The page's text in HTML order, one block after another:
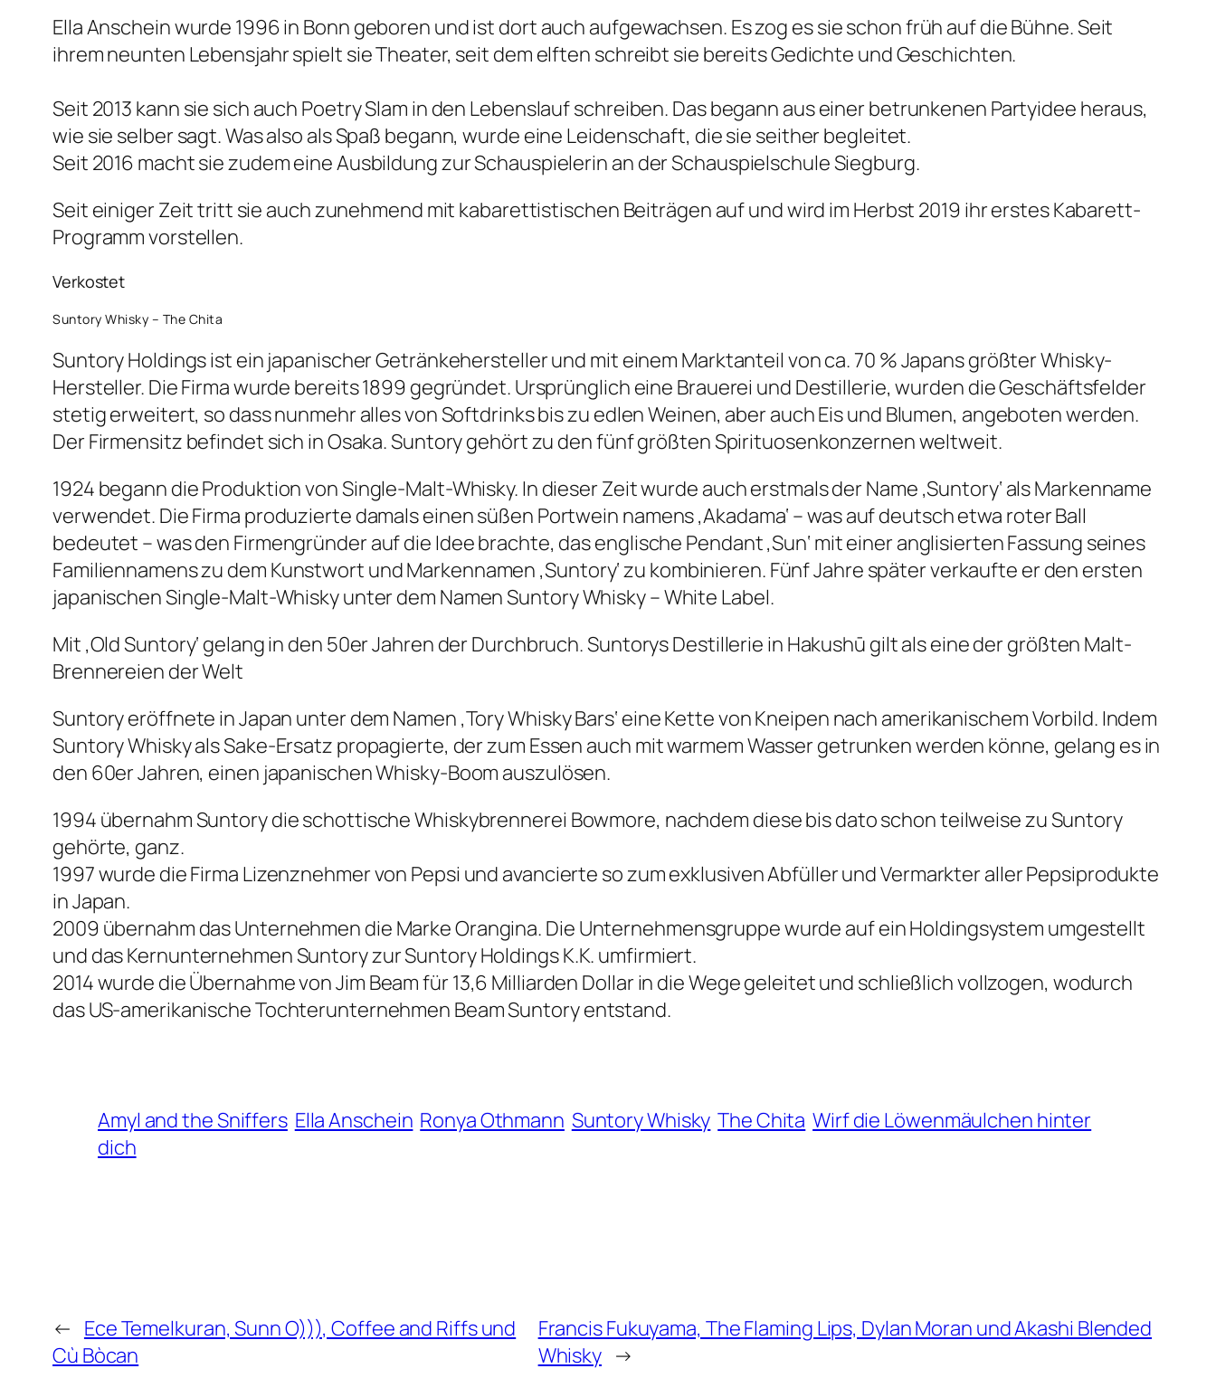
Ella Anschein wurde 1996 in Bonn geboren und ist dort auch aufgewachsen. Es zog es sie schon früh auf die Bühne. Seit
ihrem neunten Lebensjahr spielt sie Theater, seit dem elften schreibt sie bereits Gedichte und Geschichten.
Seit 2013 kann sie sich auch Poetry Slam in den Lebenslauf schreiben. Das begann aus einer betrunkenen Partyidee heraus,
wie sie selber sagt. Was also als Spaß begann, wurde eine Leidenschaft, die sie seither begleitet.
Seit 2016 macht sie zudem eine Ausbildung zur Schauspielerin an der Schauspielschule Siegburg.
Seit einiger Zeit tritt sie auch zunehmend mit kabarettistischen Beiträgen auf und wird im Herbst 2019 ihr erstes Kabarett-
Programm vorstellen.
Verkostet
Suntory Whisky – The Chita
Suntory Holdings ist ein japanischer Getränkehersteller und mit einem Marktanteil von ca. 70 % Japans größter Whisky-
Hersteller. Die Firma wurde bereits 1899 gegründet. Ursprünglich eine Brauerei und Destillerie, wurden die Geschäftsfelder
stetig erweitert, so dass nunmehr alles von Softdrinks bis zu edlen Weinen, aber auch Eis und Blumen, angeboten werden.
Der Firmensitz befindet sich in Osaka. Suntory gehört zu den fünf größten Spirituosenkonzernen weltweit.
1924 begann die Produktion von Single-Malt-Whisky. In dieser Zeit wurde auch erstmals der Name ‚Suntory‘ als Markenname
verwendet. Die Firma produzierte damals einen süßen Portwein namens ‚Akadama‘ – was auf deutsch etwa roter Ball
bedeutet – was den Firmengründer auf die Idee brachte, das englische Pendant ‚Sun‘ mit einer anglisierten Fassung seines
Familiennamens zu dem Kunstwort und Markennamen ‚Suntory‘ zu kombinieren. Fünf Jahre später verkaufte er den ersten
japanischen Single-Malt-Whisky unter dem Namen Suntory Whisky – White Label.
Mit ‚Old Suntory‘ gelang in den 50er Jahren der Durchbruch. Suntorys Destillerie in Hakushū gilt als eine der größten Malt-
Brennereien der Welt
Suntory eröffnete in Japan unter dem Namen ‚Tory Whisky Bars‘ eine Kette von Kneipen nach amerikanischem Vorbild. Indem
Suntory Whisky als Sake-Ersatz propagierte, der zum Essen auch mit warmem Wasser getrunken werden könne, gelang es in
den 60er Jahren, einen japanischen Whisky-Boom auszulösen.
1994 übernahm Suntory die schottische Whiskybrennerei Bowmore, nachdem diese bis dato schon teilweise zu Suntory
gehörte, ganz.
1997 wurde die Firma Lizenznehmer von Pepsi und avancierte so zum exklusiven Abfüller und Vermarkter aller Pepsiprodukte
in Japan.
2009 übernahm das Unternehmen die Marke Orangina. Die Unternehmensgruppe wurde auf ein Holdingsystem umgestellt
und das Kernunternehmen Suntory zur Suntory Holdings K.K. umfirmiert.
2014 wurde die Übernahme von Jim Beam für 13,6 Milliarden Dollar in die Wege geleitet und schließlich vollzogen, wodurch
das US-amerikanische Tochterunternehmen Beam Suntory entstand.
Amyl and the Sniffers Ella Anschein Ronya Othmann Suntory Whisky The Chita Wirf die Löwenmäulchen hinter
dich
← Ece Temelkuran, Sunn O))), Coffee and Riffs und
Cù Bòcan
Francis Fukuyama, The Flaming Lips, Dylan Moran und Akashi Blended
Whisky →